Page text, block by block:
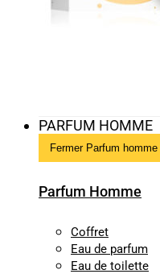
PARFUM HOMME
Fermer Parfum homme
Parfum Homme
Coffret
Eau de parfum
Eau de toilette